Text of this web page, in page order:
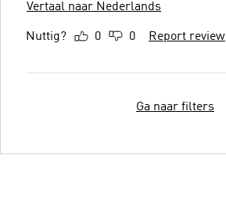
Vertaal naar Nederlands
Nuttig? 0 0 Report review
Ga naar filters